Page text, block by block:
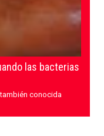
las bacterias
conocida